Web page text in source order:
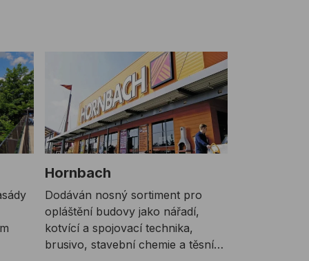
Hornbach
Dodáván nosný sortiment pro
opláštění budovy jako nářadí,
kotvící a spojovací technika,
brusivo, stavební chemie a těsnící